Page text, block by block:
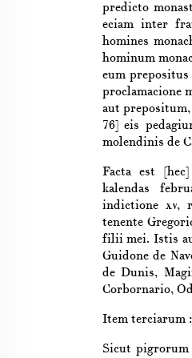
predicto
eciam inter
homines
hominum
eum
proclamacione
aut
76]
eis
molendinis de
Facta est
kalendas
indictione xv,
tenente
filii mei. Istis
Guidone de
de Dunis,
Corbornario,
Item terciarum :
Sicut pigrorum